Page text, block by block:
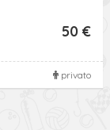
50 €
privato